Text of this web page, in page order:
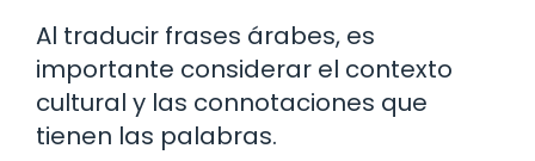
Al traducir frases árabes, es
importante considerar el contexto
cultural y las connotaciones que
tienen las palabras.